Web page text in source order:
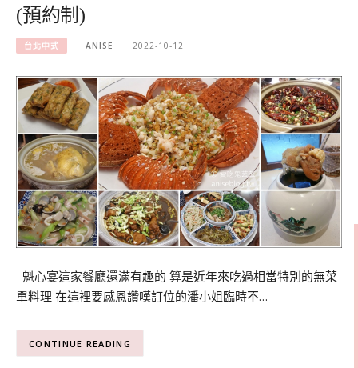
(預約制)
台北中式 ANISE 2022-10-12
魁心宴這家餐廳還滿有趣的 算是近年來吃過相當特別的無菜
單料理 在這裡要感恩讚嘆訂位的潘小姐臨時不…
CONTINUE READING